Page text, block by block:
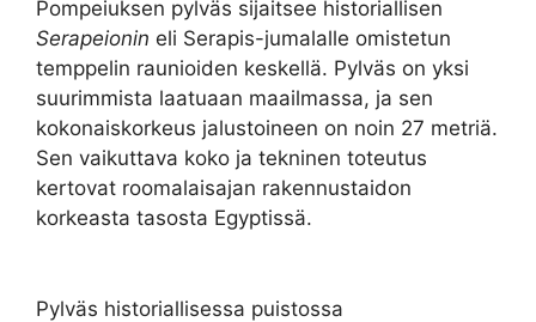
Pompeiuksen pylväs sijaitsee historiallisen
Serapeionin eli Serapis-jumalalle omistetun
temppelin raunioiden keskellä. Pylväs on yksi
suurimmista laatuaan maailmassa, ja sen
kokonaiskorkeus jalustoineen on noin 27 metriä.
Sen vaikuttava koko ja tekninen toteutus
kertovat roomalaisajan rakennustaidon
korkeasta tasosta Egyptissä.
Pylväs historiallisessa puistossa